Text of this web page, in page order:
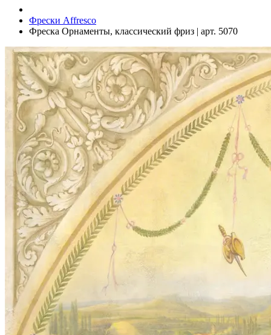
Фрески Affresco
Фреска Орнаменты, классический фриз | арт. 5070